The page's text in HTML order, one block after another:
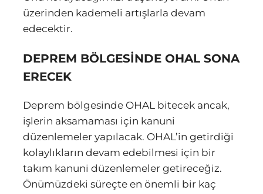
üzerinden kademeli artışlarla devam
edecektir.
DEPREM BÖLGESİNDE OHAL SONA
ERECEK
Deprem bölgesinde OHAL bitecek ancak,
işlerin aksamaması için kanuni
düzenlemeler yapılacak. OHAL’in getirdiği
kolaylıkların devam edebilmesi için bir
takım kanuni düzenlemeler getireceğiz.
Önümüzdeki süreçte en önemli bir kaç